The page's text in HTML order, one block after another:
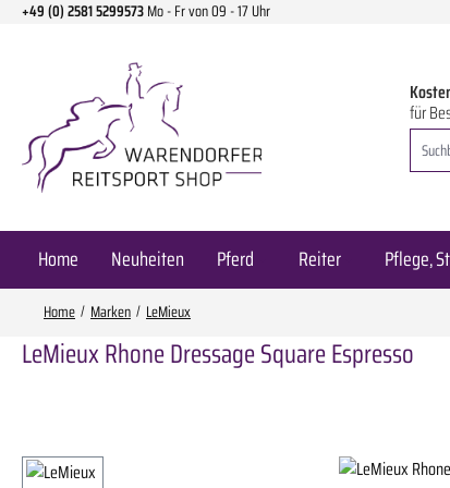
Hauptinhalt springen
Zur Suche springen
Zur Hauptnavigation springen
+49 (0) 2581 5299573Mo - Fr von 09 - 17 Uhr
für
Home Neuheiten Pferd Reiter Pflege,
Home Marken LeMieux
LeMieux Rhone Dressage Square Espresso
Bildergalerie überspringen